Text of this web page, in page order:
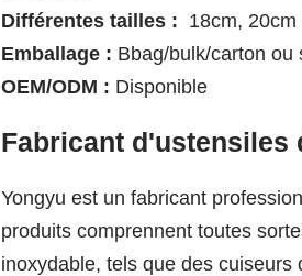
Différentes tailles : 18cm,
Emballage : Bbag/bulk/carton ou
OEM/ODM : Disponible
Fabricant d'ustensiles
Yongyu est un fabricant
produits comprennent toutes
inoxydable, tels que des